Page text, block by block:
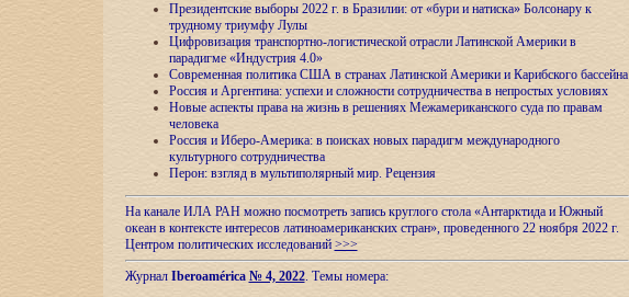
Президентские выборы 2022 г. в Бразилии: от «бури и натиска» Болсонару к
трудному триумфу Лулы
Цифровизация транспортно-логистической отрасли Латинской Америки в
парадигме «Индустрия 4.0»
Современная политика США в странах Латинской Америки и Карибского бассейна
Россия и Аргентина: успехи и сложности сотрудничества в непростых условиях
Новые аспекты права на жизнь в решениях Межамериканского суда по правам
человека
Россия и Иберо-Америка: в поисках новых парадигм международного
культурного сотрудничества
Перон: взгляд в мультиполярный мир. Рецензия
На канале ИЛА РАН можно посмотреть запись круглого стола «Антарктида и Южный
океан в контексте интересов латиноамериканских стран», проведенного 22 ноября 2022 г.
Центром политических исследований >>>
Журнал Iberoamérica № 4, 2022. Темы номера: